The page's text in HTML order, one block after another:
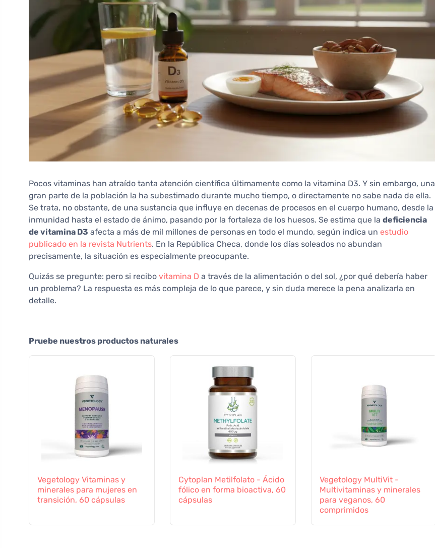
Pocos vitaminas han atraído tanta atención científica últimamente como la vitamina D3. Y sin embargo, una
gran parte de la población la ha subestimado durante mucho tiempo, o directamente no sabe nada de ella.
Se trata, no obstante, de una sustancia que influye en decenas de procesos en el cuerpo humano, desde la
inmunidad hasta el estado de ánimo, pasando por la fortaleza de los huesos. Se estima que la deficiencia
de vitamina D3 afecta a más de mil millones de personas en todo el mundo, según indica un estudio
publicado en la revista Nutrients. En la República Checa, donde los días soleados no abundan
precisamente, la situación es especialmente preocupante.
Quizás se pregunte: pero si recibo vitamina D a través de la alimentación o del sol, ¿por qué debería haber
un problema? La respuesta es más compleja de lo que parece, y sin duda merece la pena analizarla en
detalle.
Pruebe nuestros productos naturales
Vegetology Vitaminas y
minerales para mujeres en
transición, 60 cápsulas
Cytoplan Metilfolato - Ácido
fólico en forma bioactiva, 60
cápsulas
Vegetology MultiVit -
Multivitaminas y minerales
para veganos, 60
comprimidos